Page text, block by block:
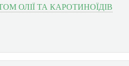
ОЛІЇ ТА КАРОТИНОЇДІВ